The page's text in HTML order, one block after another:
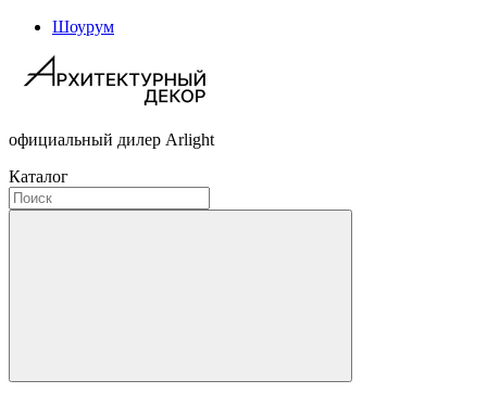
Шоурум
официальный дилер Arlight
Каталог